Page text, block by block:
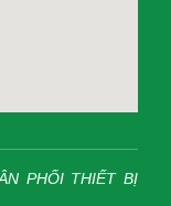
PHỐI THIẾT BỊ